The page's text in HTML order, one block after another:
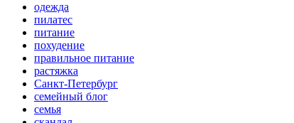
одежда
пилатес
питание
похудение
правильное питание
растяжка
Санкт-Петербург
семейный блог
семья